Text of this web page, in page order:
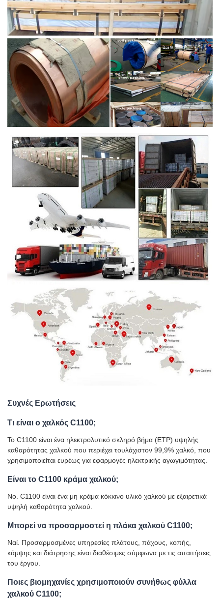
Συχνές Ερωτήσεις
Τι είναι ο χαλκός C1100;
Το C1100 είναι ένα ηλεκτρολυτικό σκληρό βήμα (ETP) υψηλής
καθαρότητας χαλκού που περιέχει τουλάχιστον 99,9% χαλκό, που
χρησιμοποιείται ευρέως για εφαρμογές ηλεκτρικής αγωγιμότητας.
Είναι το C1100 κράμα χαλκού;
No. C1100 είναι ένα μη κράμα κόκκινο υλικό χαλκού με εξαιρετικά
υψηλή καθαρότητα χαλκού.
Μπορεί να προσαρμοστεί η πλάκα χαλκού C1100;
Ναί. Προσαρμοσμένες υπηρεσίες πλάτους, πάχους, κοπής,
κάμψης και διάτρησης είναι διαθέσιμες σύμφωνα με τις απαιτήσεις
του έργου.
Ποιες βιομηχανίες χρησιμοποιούν συνήθως φύλλα
χαλκού C1100;